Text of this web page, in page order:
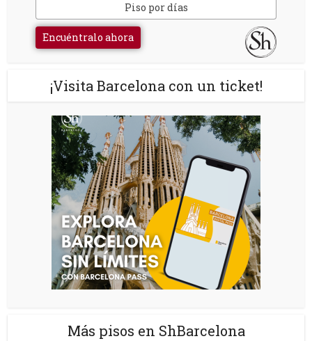
Piso por días
Encuéntralo ahora
¡Visita Barcelona con un ticket!
Más pisos en ShBarcelona